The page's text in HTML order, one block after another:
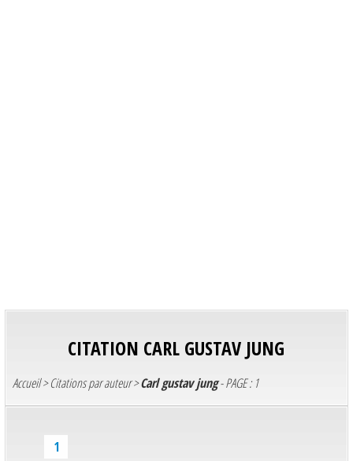
CITATION CARL GUSTAV JUNG
Accueil>Citations par auteur>Carl gustav jung- PAGE : 1
1